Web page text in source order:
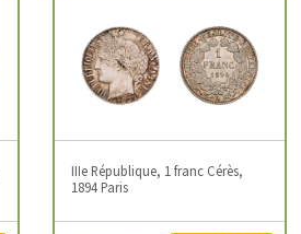
IIIe République, 1 franc Cérès,
1894 Paris